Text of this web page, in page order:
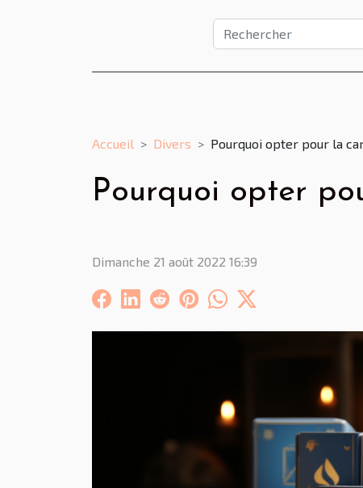
Accueil Divers Pourquoi opter pour la
Pourquoi opter
Dimanche 21 août 2022 16:39